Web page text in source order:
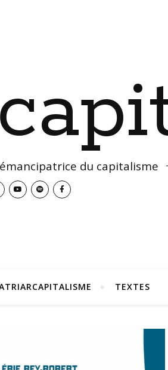
du capitalisme
TEXTES